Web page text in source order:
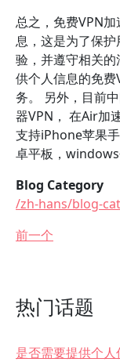
总之，免费VPN
息，这是为了保
验，并遵守相关
供个人信息的免
务。 另外，目前
器VPN， 在Air加
支持iPhone苹果
卓平板，windows
Blog Category
/zh-hans/blog-
前一个
热门话题
是否需要提供个